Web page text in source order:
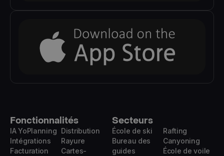
Fonctionnalités
IA YoPlanning
Intégrations
Facturation
Distribution
Rayure
Cartes-
Secteurs
Rafting
Canyoning
École de voile
École de ski
Bureau des
guides